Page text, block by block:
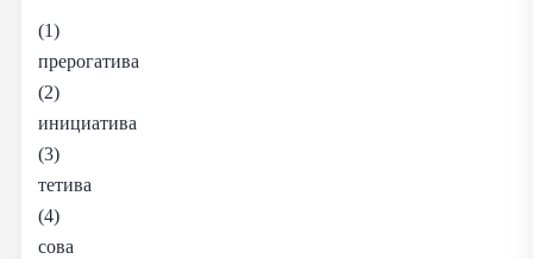
(1)
прерогатива
(2)
инициатива
(3)
тетива
(4)
сова